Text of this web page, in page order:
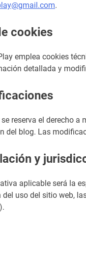
.
cookies
emplea cookies
detallada y
reserva el derecho
del blog. Las
y
aplicable será la
del uso del sitio web,